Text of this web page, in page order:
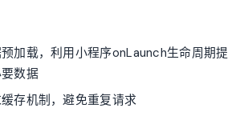
加载，利用小程序onLaunch生命周期提
数据
存机制，避免重复请求